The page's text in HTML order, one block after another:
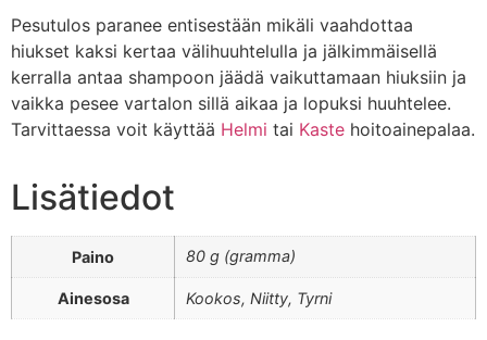
Pesutulos paranee entisestään mikäli vaahdottaa
hiukset kaksi kertaa välihuuhtelulla ja jälkimmäisellä
kerralla antaa shampoon jäädä vaikuttamaan hiuksiin ja
vaikka pesee vartalon sillä aikaa ja lopuksi huuhtelee.
Tarvittaessa voit käyttää Helmi tai Kaste hoitoainepalaa.
Lisätiedot
Paino 80 g (gramma)
Ainesosa Kookos, Niitty, Tyrni